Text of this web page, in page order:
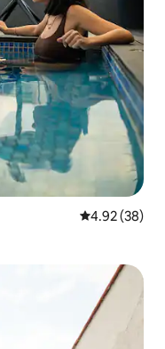
औसत रेटिंग 5 में
4.92 (38)